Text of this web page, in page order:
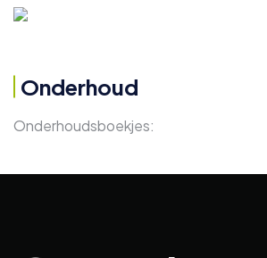
Onderhoud
Onderhoudsboekjes: